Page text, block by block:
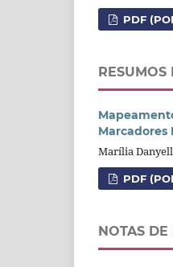
PDF
RESUMOS
Marcadores
Marília
PDF
NOTAS